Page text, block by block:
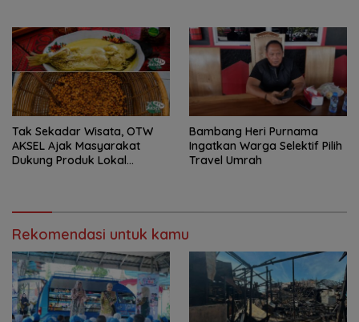
Tak Sekadar Wisata, OTW
AKSEL Ajak Masyarakat
Dukung Produk Lokal
Bambang Heri Purnama
Ingatkan Warga Selektif Pilih
Travel Umrah
Rekomendasi untuk kamu